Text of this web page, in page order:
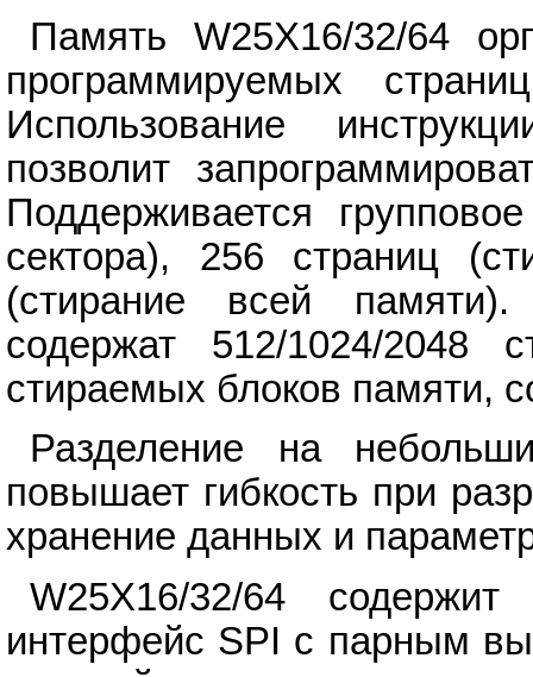
Память W25X16/32/64
программируемых
Использование
позволит
Поддерживается
сектора), 256 страниц
(стирание всей
содержат 512/1024/2048
стираемых блоков памяти,
Разделение на
повышает гибкость при
хранение данных и
W25X16/32/64 содержит
интерфейс SPI с парным